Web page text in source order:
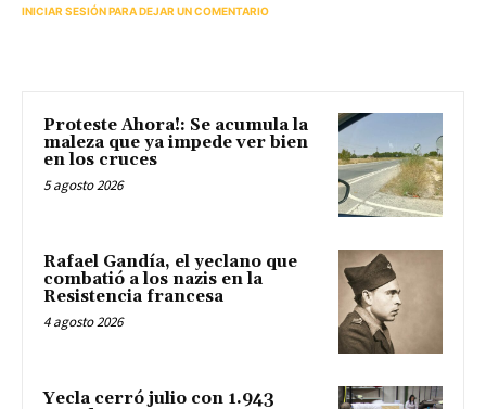
INICIAR SESIÓN PARA DEJAR UN COMENTARIO
Proteste Ahora!: Se acumula la
maleza que ya impede ver bien
en los cruces
5 agosto 2026
Rafael Gandía, el yeclano que
combatió a los nazis en la
Resistencia francesa
4 agosto 2026
Yecla cerró julio con 1.943